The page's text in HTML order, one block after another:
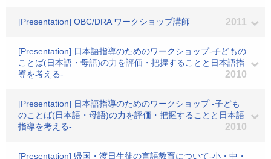
[Presentation] OBC/DRA ワークショップ講師 2011
[Presentation] 日本語指導のためのワークショップ-子どもの
ことば(日本語・母語)の力を評価・把握することと日本語指
導を考える-
2010
[Presentation] 日本語指導のためのワークショップ -子ども
のことば(日本語・母語)の力を評価・把握することと日本語
指導を考える-
2010
[Presentation] 帰国・渡日生徒の言語教育について-小・中・